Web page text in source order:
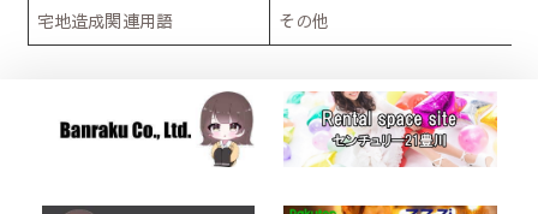
宅地造成関連用語
その他